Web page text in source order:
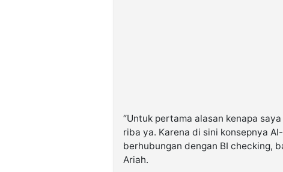
“Untuk pertama alasan kenapa
riba ya. Karena di sini konsepnya
berhubungan dengan BI checking,
Ariah.